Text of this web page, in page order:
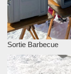
Sortie Barbecue